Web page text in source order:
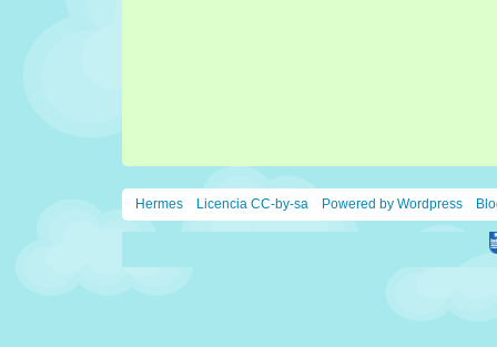
Hermes Licencia CC-by-sa Powered by Wordpress